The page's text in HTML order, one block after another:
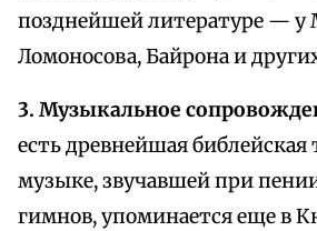
позднейшей литературе — у
Ломоносова, Байрона и
3. Музыкальное
есть древнейшая библейская
музыке, звучавшей при
гимнов, упоминается еще в